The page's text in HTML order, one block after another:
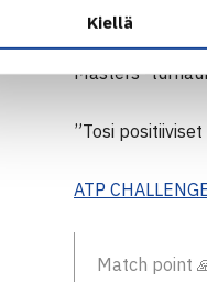
Kiellä
Seuraavaksi
Masters -
”Tosi
ATP
Match point